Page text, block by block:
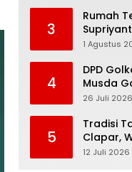
3
Rumah
1 Agustus
4
DPD
Musda
Sah,
26 Juli 2026
5
Tradisi
Clapar,
12 Juli 2026